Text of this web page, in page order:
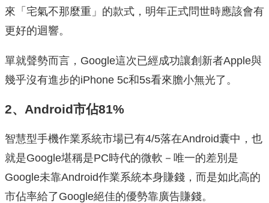
來「宅氣不那麼重」的款式，明年正式問世時應該會有
更好的迴響。
單就聲勢而言，Google這次已經成功讓創新者Apple與
幾乎沒有進步的iPhone 5c和5s看來膽小無光了。
2、Android市佔81%
智慧型手機作業系統市場已有4/5落在Android囊中，也
就是Google堪稱是PC時代的微軟－唯一的差別是
Google未靠Android作業系統本身賺錢，而是如此高的
市佔率給了Google絕佳的優勢靠廣告賺錢。